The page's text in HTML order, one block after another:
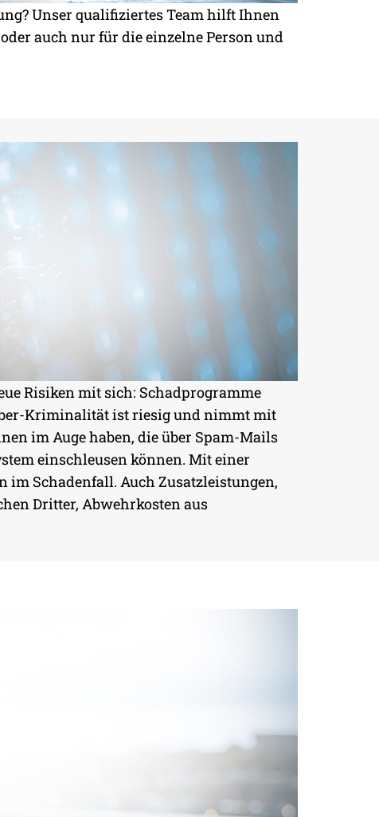
Unser qualifiziertes Team hilft Ihnen
auch nur für die einzelne Person und
Risiken mit sich: Schadprogramme
Kriminalität ist riesig und nimmt mit
im Auge haben, die über Spam-Mails
einschleusen können. Mit einer
im Schadenfall. Auch Zusatzleistungen,
Dritter, Abwehrkosten aus